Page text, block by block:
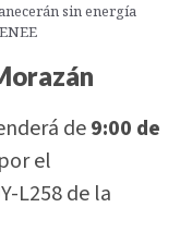
sin energía
de9:00 de
por el
L258 de la